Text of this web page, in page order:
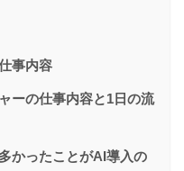
事内容
ーの仕事内容と1日の流
かったことがAI導入の